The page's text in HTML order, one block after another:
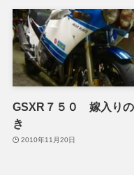
GSXR７５０ 嫁入り
き
2010年11月20日